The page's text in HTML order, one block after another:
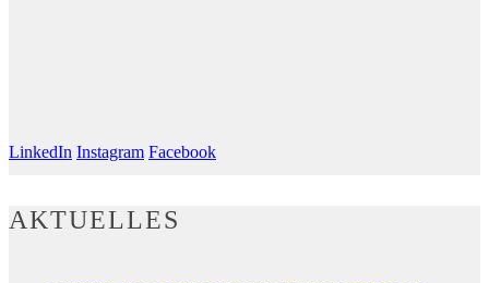
LinkedIn Instagram Facebook
AKTUELLES